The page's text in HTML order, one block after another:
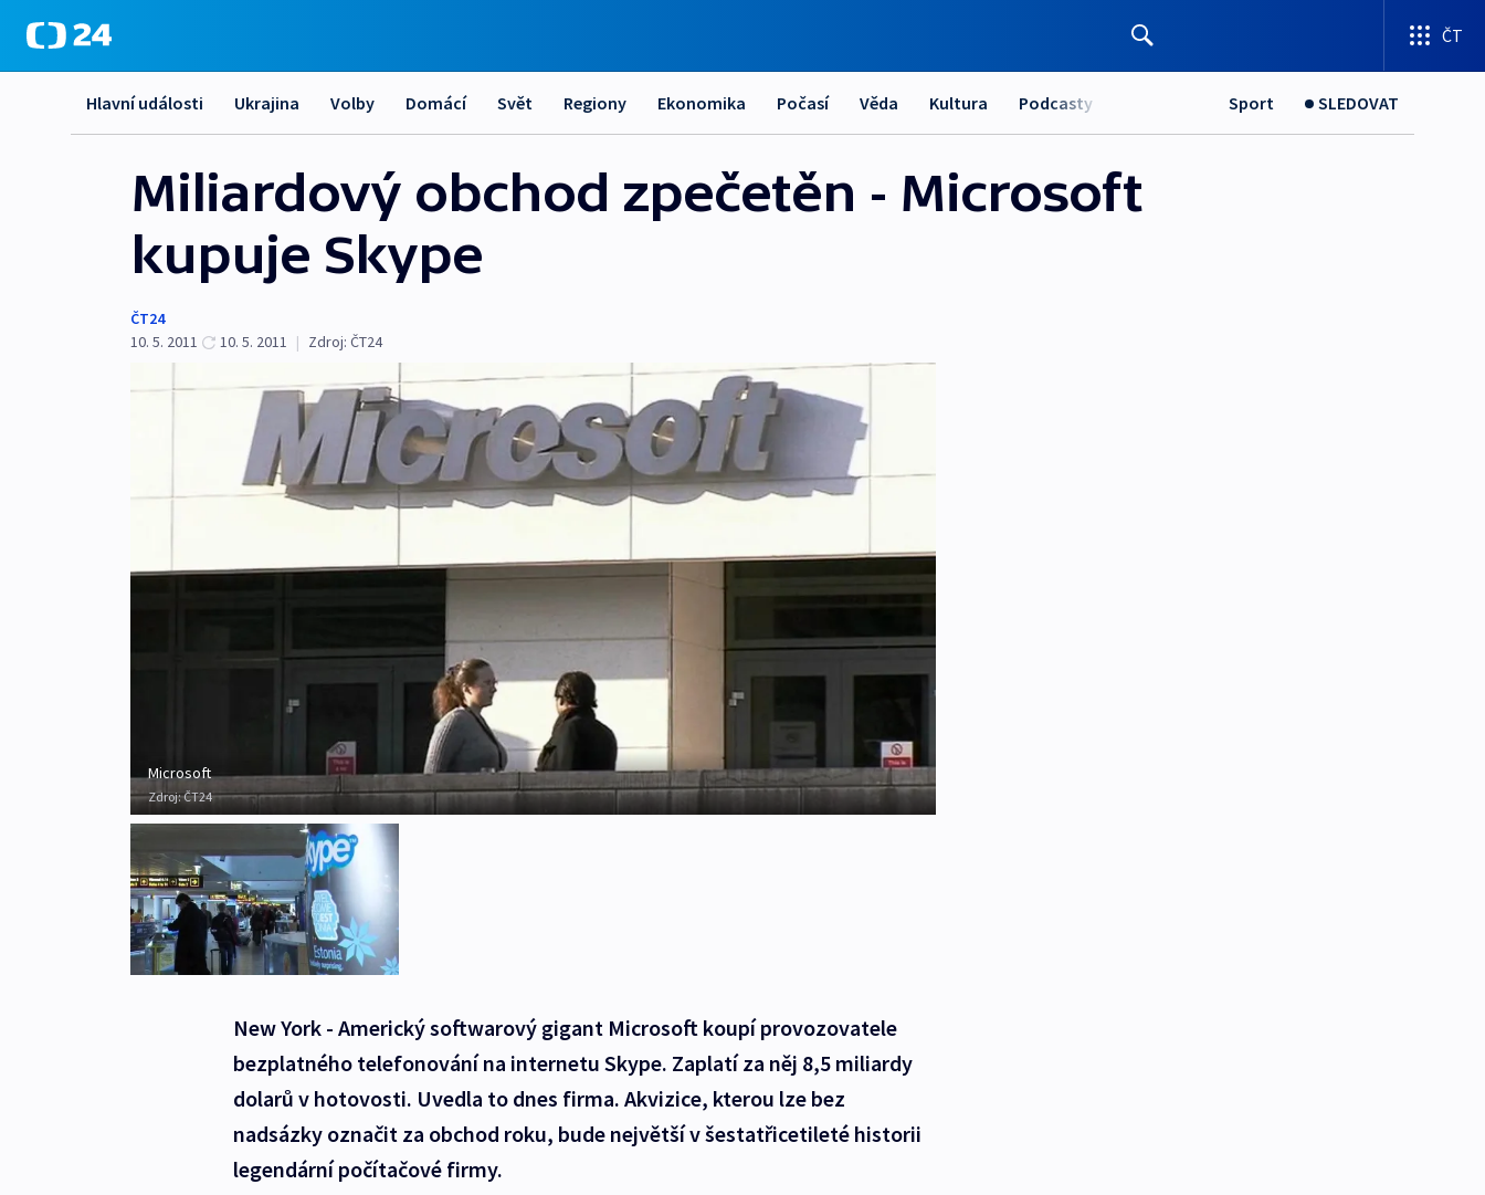
ČT
Hlavní události Ukrajina Volby Domácí Svět Regiony Ekonomika Počasí Věda Kultura Podcasty Sport SLEDOVAT
Miliardový obchod zpečetěn - Microsoft
kupuje Skype
ČT24
10. 5. 2011
10. 5. 2011 | Zdroj: ČT24
Microsoft
Zdroj:ČT24
New York - Americký softwarový gigant Microsoft koupí provozovatele
bezplatného telefonování na internetu Skype. Zaplatí za něj 8,5 miliardy
dolarů v hotovosti. Uvedla to dnes firma. Akvizice, kterou lze bez
nadsázky označit za obchod roku, bude největší v šestatřicetileté historii
legendární počítačové firmy.